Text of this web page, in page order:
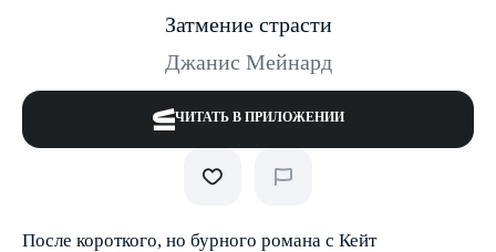
Затмение страсти
Джанис Мейнард
ЧИТАТЬ В ПРИЛОЖЕНИИ
После короткого, но бурного романа с Кейт